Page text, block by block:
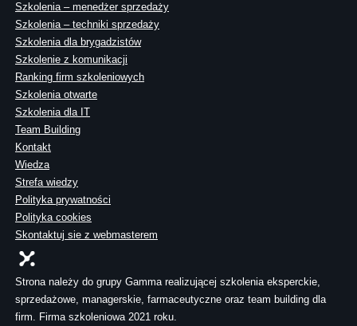
Szkolenia – menedżer sprzedaży
Szkolenia – techniki sprzedaży
Szkolenia dla brygadzistów
Szkolenie z komunikacji
Ranking firm szkoleniowych
Szkolenia otwarte
Szkolenia dla IT
Team Building
Kontakt
Wiedza
Strefa wiedzy
Polityka prywatności
Polityka cookies
Skontaktuj sie z webmasterem
Strona należy do grupy Gamma realizującej szkolenia eksperckie,
sprzedażowe, managerskie, farmaceutyczne oraz team building dla
firm. Firma szkoleniowa 2021 roku.